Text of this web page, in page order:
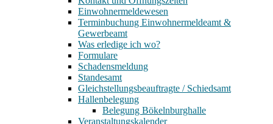
Einwohnermeldewesen
Terminbuchung Einwohnermeldeamt &
Gewerbeamt
Was erledige ich wo?
Formulare
Schadensmeldung
Standesamt
Gleichstellungsbeauftragte / Schiedsamt
Hallenbelegung
Belegung Bökelnburghalle
Veranstaltungskalender